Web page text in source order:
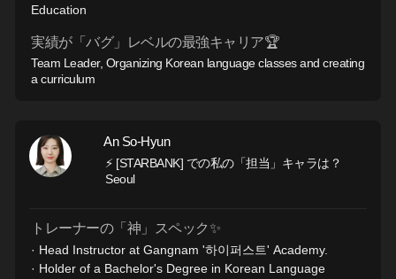
Education
実績が「バグ」レベルの最強キャリア🏆
Team Leader, Organizing Korean language classes and creating
a curriculum
An So-Hyun
⚡ [STARBANK] での私の「担当」キャラは？
Seoul
トレーナーの「神」スペック✨
· Head Instructor at Gangnam '하이퍼스트' Academy.
· Holder of a Bachelor's Degree in Korean Language